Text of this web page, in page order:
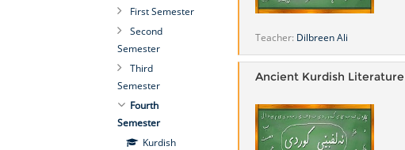
Teacher: Dilbreen Ali
Ancient Kurdish Literature
First Semester
Second
Semester
Third
Semester
Fourth
Semester
Kurdish